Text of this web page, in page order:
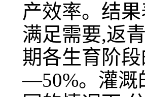
产效率。结
满足需要,返
期各生育阶
—50%。灌溉